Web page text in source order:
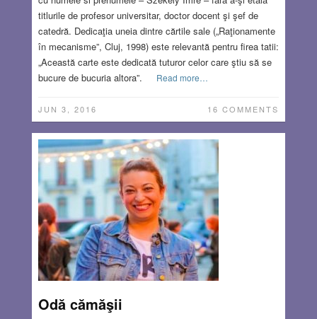
titlurile de profesor universitar, doctor docent şi şef de
catedră. Dedicaţia uneia dintre cărtile sale („Raţionamente
în mecanisme”, Cluj, 1998) este relevantă pentru firea tatii:
„Această carte este dedicată tuturor celor care ştiu să se
bucure de bucuria altora”.
Read more…
JUN 3, 2016 16 COMMENTS
Odă cămăşii